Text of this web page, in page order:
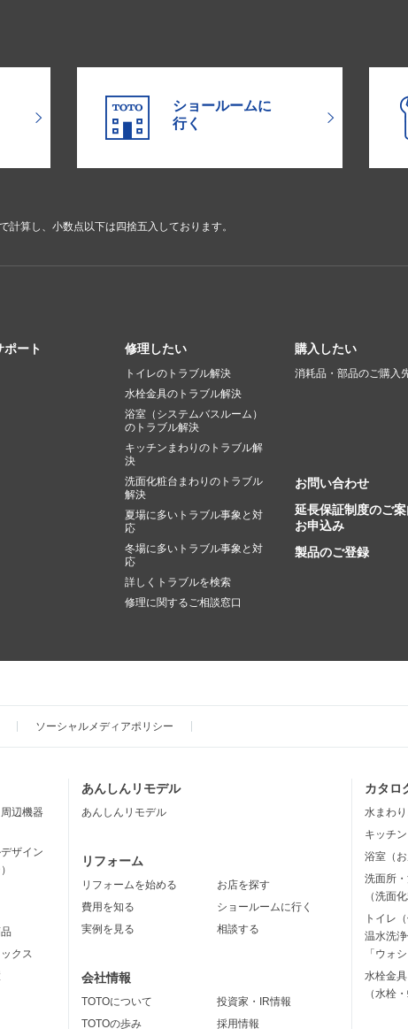
ショールームに
行く
算し、小数点以下は四捨五入しております。
ポート 修理したい
トイレのトラブル解決
水栓金具のトラブル解決
浴室（システムバスルーム）
のトラブル解決
キッチンまわりのトラブル解
決
洗面化粧台まわりのトラブル
解決
夏場に多いトラブル事象と対
応
冬場に多いトラブル事象と対
応
詳しくトラブルを検索
修理に関するご相談窓口
購入したい
消耗品・部品のご購入
お問い合わせ
延長保証制度のご
お申込み
製品のご登録
ソーシャルメディアポリシー
辺機器
ザイン
クス
あんしんリモデル
あんしんリモデル
リフォーム
リフォームを始める
費用を知る
実例を見る
お店を探す
ショールームに行く
相談する
会社情報
TOTOについて
TOTOの歩み
投資家・IR情報
採用情報
カタロ
水まわ
キッチ
浴室（
洗面所
（洗面
トイレ
温水洗
「ウォ
水栓金具
（水栓